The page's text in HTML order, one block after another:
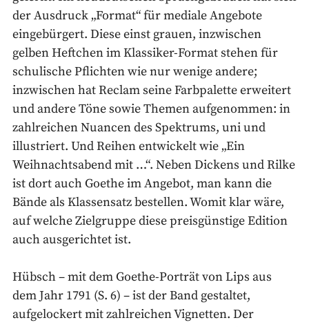
der Ausdruck „Format“ für mediale Angebote
eingebürgert. Diese einst grauen, inzwischen
gelben Heftchen im Klassiker-Format stehen für
schulische Pflichten wie nur wenige andere;
inzwischen hat Reclam seine Farbpalette erweitert
und andere Töne sowie Themen aufgenommen: in
zahlreichen Nuancen des Spektrums, uni und
illustriert. Und Reihen entwickelt wie „Ein
Weihnachtsabend mit …“. Neben Dickens und Rilke
ist dort auch Goethe im Angebot, man kann die
Bände als Klassensatz bestellen. Womit klar wäre,
auf welche Zielgruppe diese preisgünstige Edition
auch ausgerichtet ist.
Hübsch – mit dem Goethe-Porträt von Lips aus
dem Jahr 1791 (S. 6) – ist der Band gestaltet,
aufgelockert mit zahlreichen Vignetten. Der